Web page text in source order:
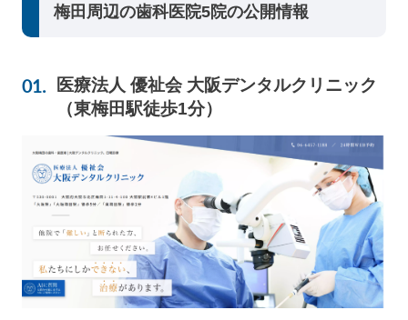
梅田周辺の歯科医院5院の公開情報
医療法人 優祉会 大阪デンタルクリニック
（東梅田駅徒歩1分）